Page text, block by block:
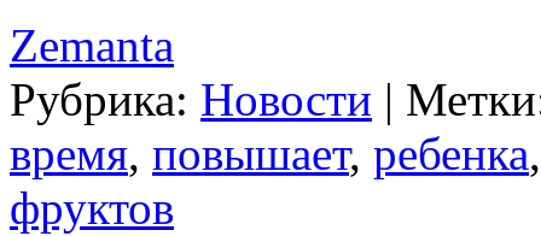
Zemanta
Рубрика: Новости |
время, повышает, ребенка
фруктов